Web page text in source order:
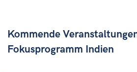
Kommende
Fokusprogramm Indien